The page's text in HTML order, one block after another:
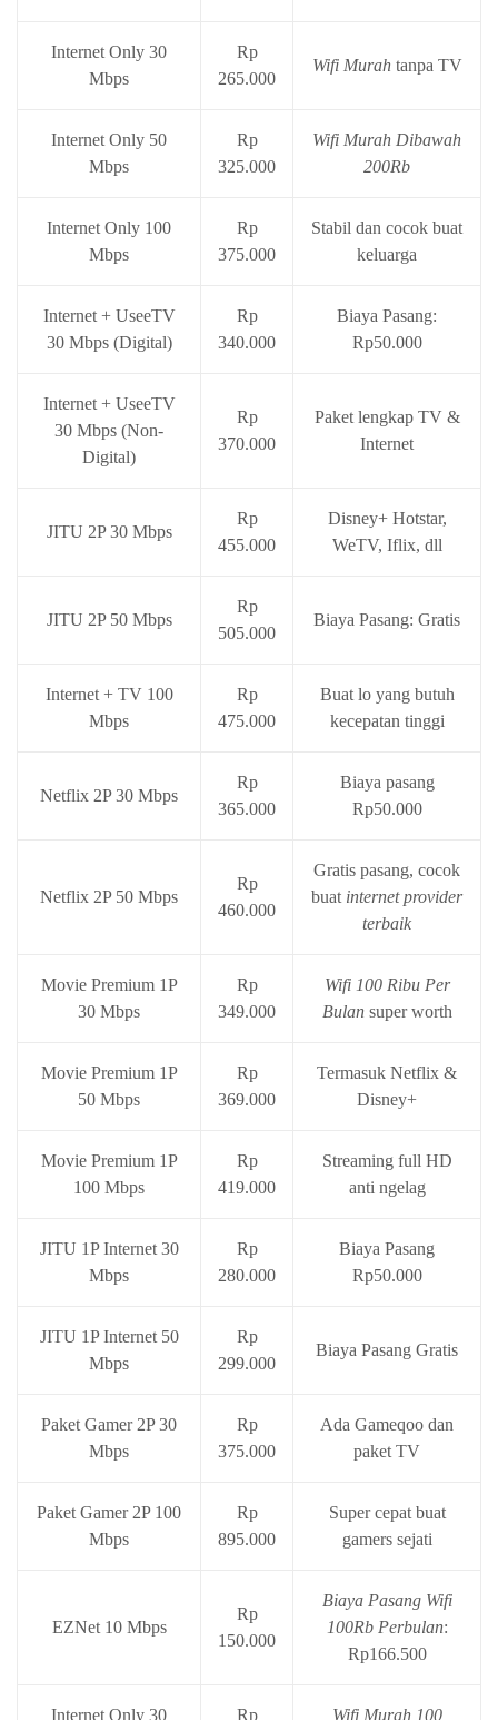
Internet Only 30
Mbps
Rp
265.000
Wifi Murahtanpa TV
Internet Only 50
Mbps
Rp
325.000
Wifi Murah Dibawah
200Rb
Internet Only 100
Mbps
Rp
375.000
Stabil dan cocok buat
keluarga
Internet + UseeTV
30 Mbps (Digital)
Rp
340.000
Biaya Pasang:
Rp50.000
Internet + UseeTV
30 Mbps (Non-
Digital)
Rp
370.000
Paket lengkap TV &
Internet
JITU 2P 30 Mbps
Rp
455.000
Disney+ Hotstar,
WeTV, Iflix, dll
JITU 2P 50 Mbps
Rp
505.000
Biaya Pasang: Gratis
Internet + TV 100
Mbps
Rp
475.000
Buat lo yang butuh
kecepatan tinggi
Netflix 2P 30 Mbps
Rp
365.000
Biaya pasang
Rp50.000
Netflix 2P 50 Mbps
Rp
460.000
Gratis pasang, cocok
buat internet provider
terbaik
Movie Premium 1P
30 Mbps
Rp
349.000
Wifi 100 Ribu Per
Bulansuper worth
Movie Premium 1P
50 Mbps
Rp
369.000
Termasuk Netflix &
Disney+
Movie Premium 1P
100 Mbps
Rp
419.000
Streaming full HD
anti ngelag
JITU 1P Internet 30
Mbps
Rp
280.000
Biaya Pasang
Rp50.000
JITU 1P Internet 50
Mbps
Rp
299.000
Biaya Pasang Gratis
Paket Gamer 2P 30
Mbps
Rp
375.000
Ada Gameqoo dan
paket TV
Paket Gamer 2P 100
Mbps
Rp
895.000
Super cepat buat
gamers sejati
EZNet 10 Mbps
Rp
150.000
Biaya Pasang Wifi
100Rb Perbulan:
Rp166.500
Internet Only 30 Rp Wifi Murah 100